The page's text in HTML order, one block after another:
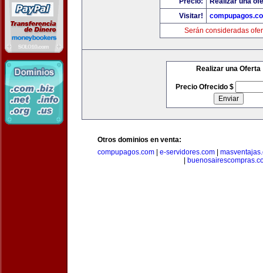
Visitar!
Serán consideradas
Realizar una Oferta
Precio Ofrecido $
Otros dominios en venta:
compupagos.com
e-servidores.com